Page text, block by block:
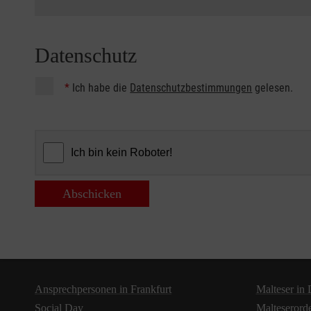
Datenschutz
* Ich habe die Datenschutzbestimmungen gelesen.
Abschicken
Ansprechpersonen in Frankfurt
Social Day
Malteser in